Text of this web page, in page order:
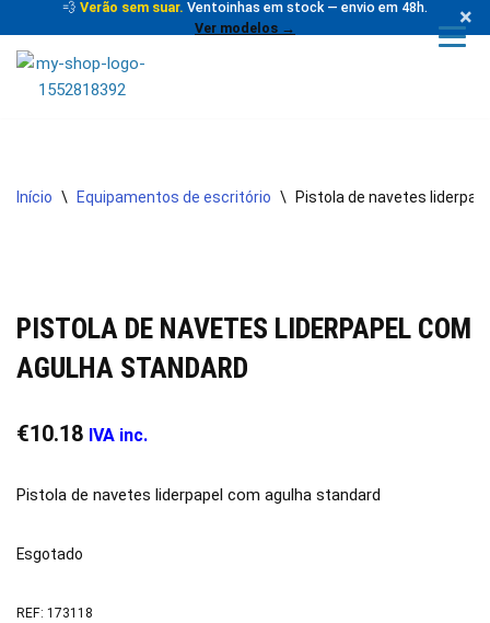
💨 Verão sem suar. Ventoinhas em stock — envio em 48h.
Ver modelos →
×
Avançar
Início \ Equipamentos de escritório \ Pistola de navetes
PISTOLA DE NAVETES LIDERPAPEL COM
AGULHA STANDARD
€10.18 IVA inc.
Pistola de navetes liderpapel com agulha standard
Esgotado
REF: 173118